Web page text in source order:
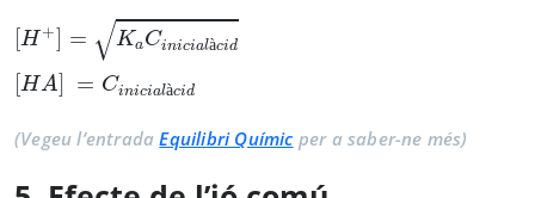
H + = √KaCinicialàcid
HA = Cinicialàcid
inicialàcid[H
(Vegeu l’entradaEquilibri Químic per a saber-ne més)